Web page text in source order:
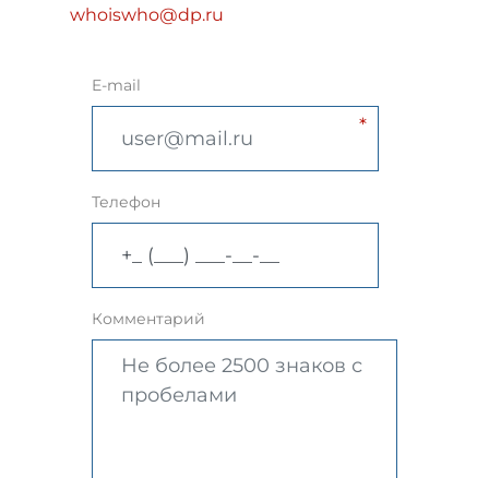
whoiswho@dp.ru
E-mail
Телефон
Комментарий